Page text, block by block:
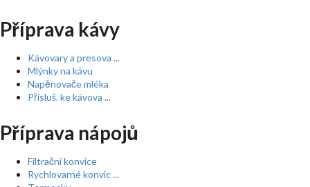
Příprava kávy
Kávovary a presova ...
Mlýnky na kávu
Napěnovače mléka
Přísluš. ke kávova ...
Příprava nápojů
Filtrační konvice
Rychlovarné konvic ...